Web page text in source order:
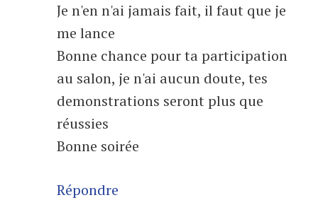
Je n'en n'ai jamais fait, il faut que je
me lance
Bonne chance pour ta participation
au salon, je n'ai aucun doute, tes
demonstrations seront plus que
réussies
Bonne soirée
Répondre